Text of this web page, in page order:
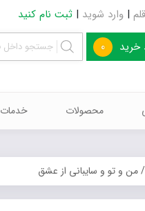
| وارد شوید | ثبت نام کنید
خرید 0
محصولات خدمات
/ من و تو و سایبانی از عشق